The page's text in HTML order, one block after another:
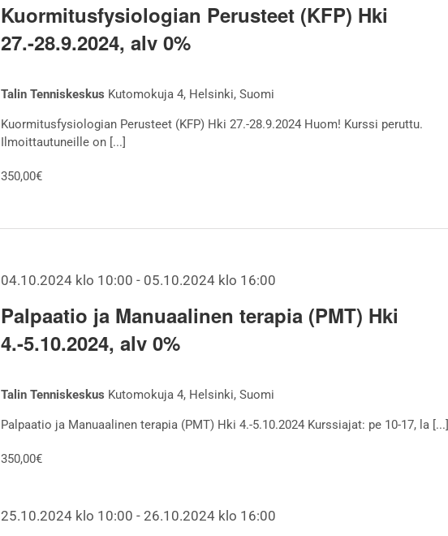
Kuormitusfysiologian Perusteet (KFP) Hki
27.-28.9.2024, alv 0%
Talin Tenniskeskus Kutomokuja 4, Helsinki, Suomi
Kuormitusfysiologian Perusteet (KFP) Hki 27.-28.9.2024 Huom! Kurssi peruttu.
Ilmoittautuneille on [...]
350,00€
Palpaatio ja Manuaalinen terapia (PMT) Hki
4.-5.10.2024, alv 0%
04.10.2024 klo 10:00 - 05.10.2024 klo 16:00
Talin Tenniskeskus Kutomokuja 4, Helsinki, Suomi
Palpaatio ja Manuaalinen terapia (PMT) Hki 4.-5.10.2024 Kurssiajat: pe 10-17, la [...]
350,00€
25.10.2024 klo 10:00 - 26.10.2024 klo 16:00